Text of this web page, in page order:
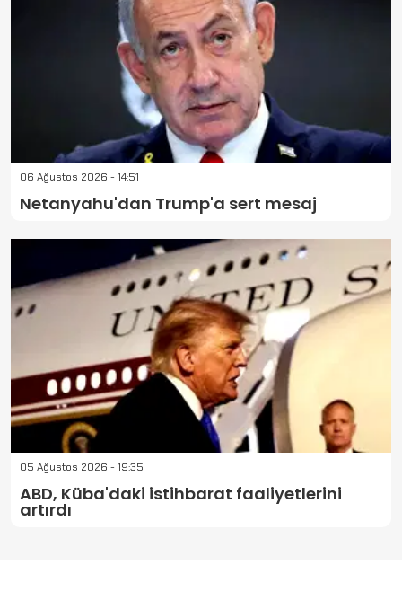
06 Ağustos 2026 - 14:51
Netanyahu'dan Trump'a sert mesaj
05 Ağustos 2026 - 19:35
ABD, Küba'daki istihbarat faaliyetlerini
artırdı